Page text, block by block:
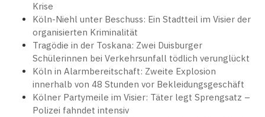
Krise
Köln-Niehl unter Beschuss: Ein Stadtteil im Visier der
organisierten Kriminalität
Tragödie in der Toskana: Zwei Duisburger
Schülerinnen bei Verkehrsunfall tödlich verunglückt
Köln in Alarmbereitschaft: Zweite Explosion
innerhalb von 48 Stunden vor Bekleidungsgeschäft
Kölner Partymeile im Visier: Täter legt Sprengsatz –
Polizei fahndet intensiv